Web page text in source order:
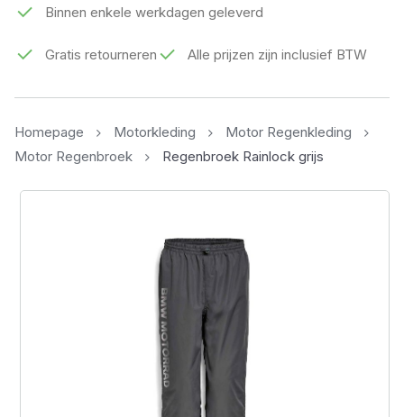
Binnen enkele werkdagen geleverd
Gratis retourneren Alle prijzen zijn inclusief BTW
Homepage Motorkleding
Motor Regenkleding
Motor Regenbroek
Regenbroek Rainlock grijs